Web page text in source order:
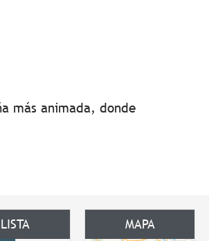
más animada, donde
LISTA MAPA